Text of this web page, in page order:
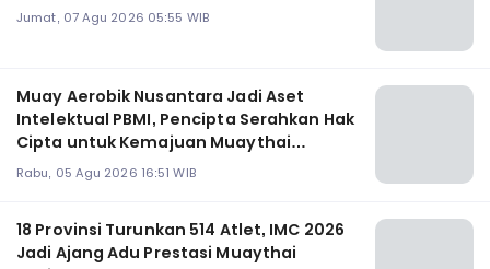
Jumat, 07 Agu 2026 05:55 WIB
Muay Aerobik Nusantara Jadi Aset
Intelektual PBMI, Pencipta Serahkan Hak
Cipta untuk Kemajuan Muaythai
Indonesia
Rabu, 05 Agu 2026 16:51 WIB
18 Provinsi Turunkan 514 Atlet, IMC 2026
Jadi Ajang Adu Prestasi Muaythai